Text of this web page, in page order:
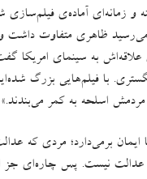
و زمانه‌ای آماده‌ی
ظاهری متفاوت داشت و
علاقه‌اش به سینمای امریکا
. با فیلم‌هایی بزرگ
اسلحه به کمر می‌بندند.»
برمی‌دارد؛ مردی که
عدالت نیست. پس چاره‌ای جز